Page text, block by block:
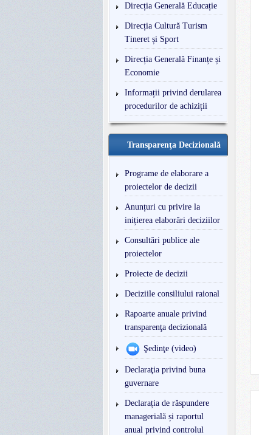
Direcția Generală Educație
Direcția Cultură Turism
Tineret și Sport
Direcția Generală Finanțe și
Economie
Informații privind derularea
procedurilor de achiziții
Transparenţa Decizională
Programe de elaborare a
proiectelor de decizii
Anunțuri cu privire la
inițierea elaborări deciziilor
Consultări publice ale
proiectelor
Proiecte de decizii
Deciziile consiliului raional
Rapoarte anuale privind
transparenţa decizională
Şedinţe (video)
Declaraţia privind buna
guvernare
Declarația de răspundere
managerială și raportul
anual privind controlul